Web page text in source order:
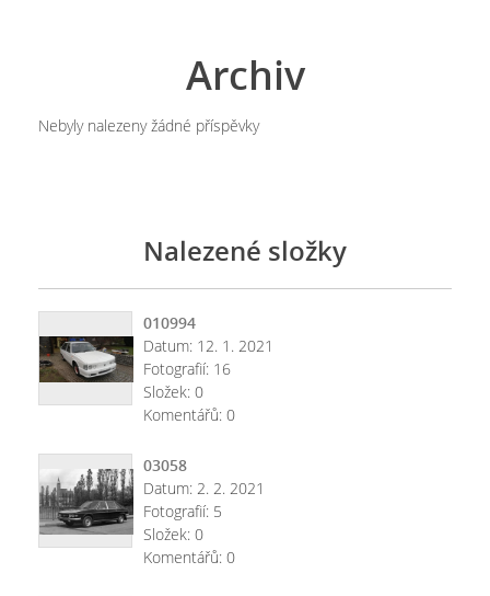
Archiv
Nebyly nalezeny žádné příspěvky
Nalezené složky
010994
Datum: 12. 1. 2021
Fotografií: 16
Složek: 0
Komentářů: 0
03058
Datum: 2. 2. 2021
Fotografií: 5
Složek: 0
Komentářů: 0